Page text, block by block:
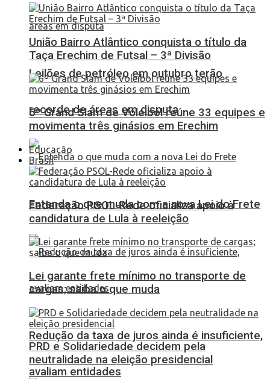
Leilões de petróleo em outubro terão
recorde de áreas em disputa
Entenda o que muda com a nova Lei do Frete
Redução da taxa de juros ainda é insuficiente,
avaliam entidades
União Bairro Atlântico conquista o título da
Taça Erechim de Futsal – 3ª Divisão
6º Grand Slam de Voleibol reúne 33 equipes e
movimenta três ginásios em Erechim
Educação
Brasil
Federação PSOL-Rede oficializa apoio à
candidatura de Lula à reeleição
Lei garante frete mínimo no transporte de
cargas; saiba o que muda
PRD e Solidariedade decidem pela
neutralidade na eleição presidencial